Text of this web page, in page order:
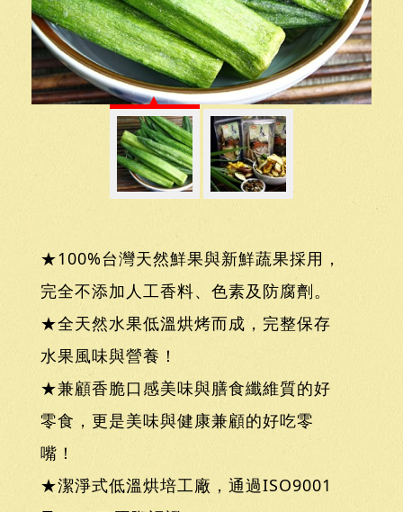
★100%台灣天然鮮果與新鮮蔬果採用，
完全不添加人工香料、色素及防腐劑。
★全天然水果低溫烘烤而成，完整保存
水果風味與營養！
★兼顧香脆口感美味與膳食纖維質的好
零食，更是美味與健康兼顧的好吃零
嘴！
★潔淨式低溫烘培工廠，通過ISO9001